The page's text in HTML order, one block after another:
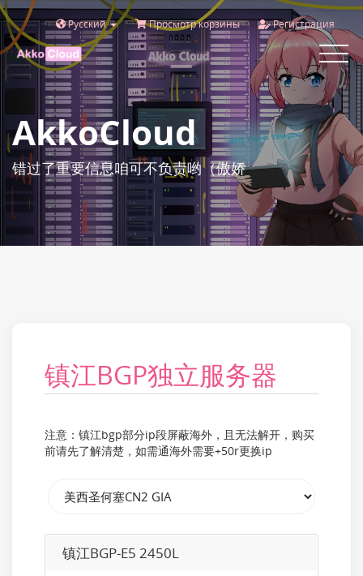
Русский Просмотр корзины Регистрация
Toggle
AkkoCloud
错过了重要信息咱可不负责哟（傲娇
镇江BGP独立服务器
注意：镇江bgp部分ip段屏蔽海外，且无法解开，购买
前请先了解清楚，如需通海外需要+50r更换ip
镇江BGP-E5 2450L